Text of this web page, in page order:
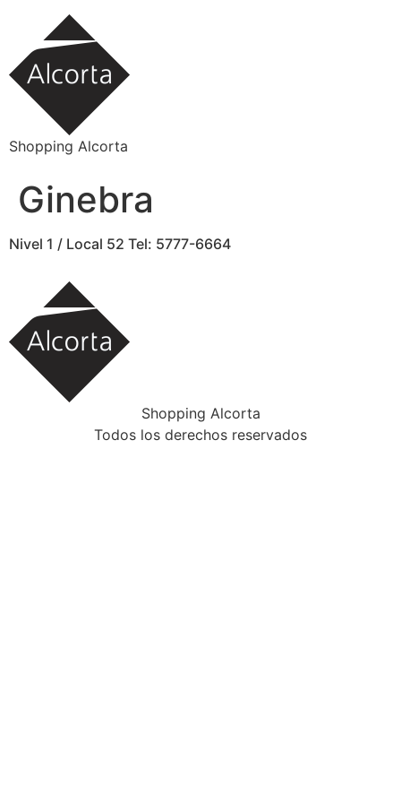
contenido
Shopping Alcorta
Ginebra
Nivel 1 / Local 52 Tel: 5777-6664
Shopping Alcorta
Todos los derechos reservados